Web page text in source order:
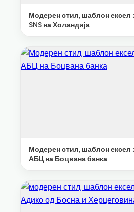
Модерен стил, шаблон ексел
SNS на Холандија
Модерен стил, шаблон ексел
АБЦ на Боцвана банка